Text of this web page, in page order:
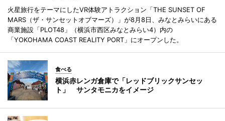
火星旅行をテーマにしたVR体験アトラクション「THE SUNSET OF
MARS（ザ・サンセットオブマーズ）」が8月8日、みなとみらいにある
商業施設「PLOT48」（横浜市西区みなとみらい4）内の
「YOKOHAMA COAST REALITY PORT」にオープンした。
食べる
横浜赤レンガ倉庫で「レッドブリックサンセッ
ト」 サンタモニカをイメージ